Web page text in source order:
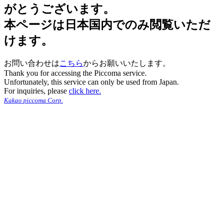
がとうございます。
本ページは日本国内でのみ閲覧いただ
けます。
お問い合わせはこちらからお願いいたします。
Thank you for accessing the Piccoma service.
Unfortunately, this service can only be used from Japan.
For inquiries, please click here.
Kakao piccoma Corp.